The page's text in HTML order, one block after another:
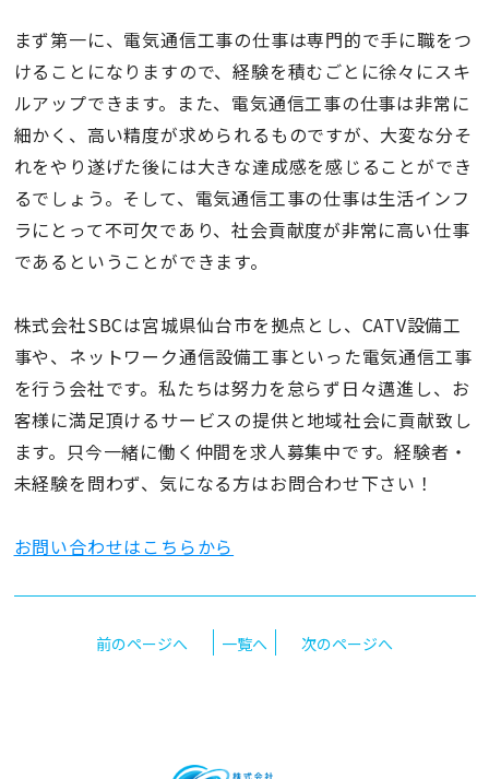
まず第一に、電気通信工事の仕事は専門的で手に職をつ
けることになりますので、経験を積むごとに徐々にスキ
ルアップできます。また、電気通信工事の仕事は非常に
細かく、高い精度が求められるものですが、大変な分そ
れをやり遂げた後には大きな達成感を感じることができ
るでしょう。そして、電気通信工事の仕事は生活インフ
ラにとって不可欠であり、社会貢献度が非常に高い仕事
であるということができます。
株式会社SBCは宮城県仙台市を拠点とし、CATV設備工
事や、ネットワーク通信設備工事といった電気通信工事
を行う会社です。私たちは努力を怠らず日々邁進し、お
客様に満足頂けるサービスの提供と地域社会に貢献致し
ます。只今一緒に働く仲間を求人募集中です。経験者・
未経験を問わず、気になる方はお問合わせ下さい！
お問い合わせはこちらから
前のページへ 一覧へ 次のページへ